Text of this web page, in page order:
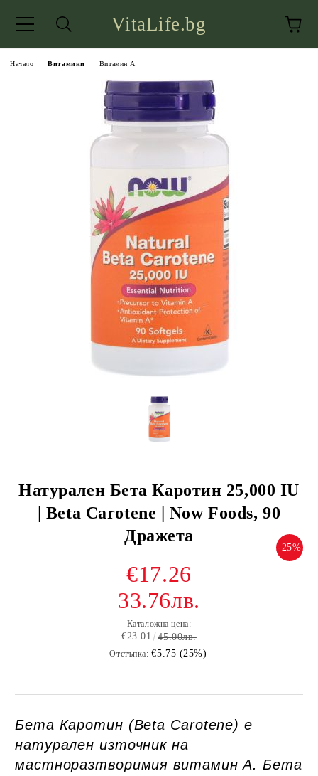
VitaLife.bg
Начало Витамини Витамин А
Натурален Бета Каротин 25,000 IU
| Beta Carotene | Now Foods, 90
Дражета
-25%
€17.26
33.76лв.
Каталожна цена:
€23.01 45.00лв.
Отстъпка: €5.75 (25%)
Бета Каротин (Beta Carotene) е
натурален източник на
мастноразтворимия витамин А. Бета